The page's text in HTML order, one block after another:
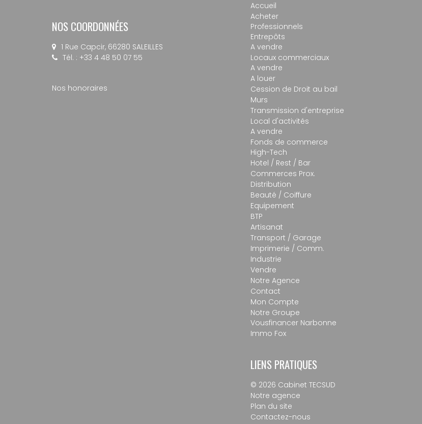
NOS COORDONNÉES
1 Rue Capcir, 66280 SALEILLES
Tél. : +33 4 48 50 07 55
Nos honoraires
Accueil
Acheter
Professionnels
Entrepôts
A vendre
Locaux commerciaux
A vendre
A louer
Cession de Droit au bail
Murs
Transmission d'entreprise
Local d'activités
A vendre
Fonds de commerce
High-Tech
Hotel / Rest / Bar
Commerces Prox.
Distribution
Beauté / Coiffure
Equipement
BTP
Artisanat
Transport / Garage
Imprimerie / Comm.
Industrie
Vendre
Notre Agence
Contact
Mon Compte
Notre Groupe
Vousfinancer Narbonne
Immo Fox
LIENS PRATIQUES
© 2026 Cabinet TECSUD
Notre agence
Plan du site
Contactez-nous